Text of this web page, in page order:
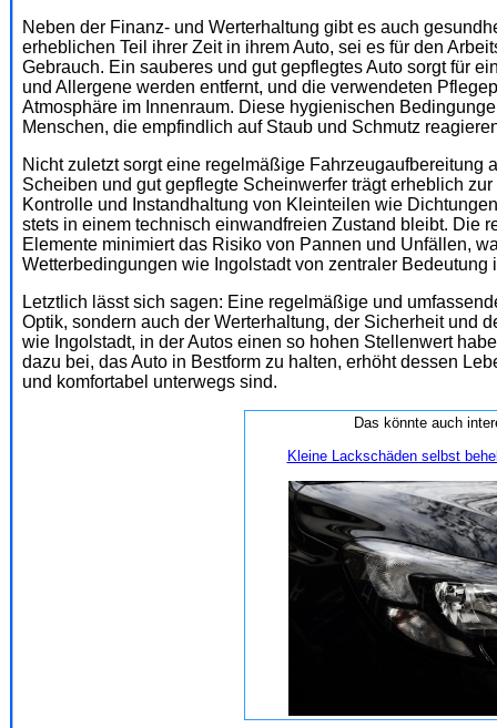
Neben der Finanz- und Werterhaltung gibt es auch
erheblichen Teil ihrer Zeit in ihrem Auto, sei es für den
Gebrauch. Ein sauberes und gut gepflegtes Auto sorgt für
und Allergene werden entfernt, und die verwendeten
Atmosphäre im Innenraum. Diese hygienischen
Menschen, die empfindlich auf Staub und Schmutz
Nicht zuletzt sorgt eine regelmäßige Fahrzeugaufbereitung
Scheiben und gut gepflegte Scheinwerfer trägt erheblich
Kontrolle und Instandhaltung von Kleinteilen wie
stets in einem technisch einwandfreien Zustand bleibt. Die
Elemente minimiert das Risiko von Pannen und Unfällen,
Wetterbedingungen wie Ingolstadt von zentraler Bedeutung
Letztlich lässt sich sagen: Eine regelmäßige und
Optik, sondern auch der Werterhaltung, der Sicherheit und
wie Ingolstadt, in der Autos einen so hohen Stellenwert
dazu bei, das Auto in Bestform zu halten, erhöht dessen
und komfortabel unterwegs sind.
Das könnte auch
Kleine Lackschäden selbst